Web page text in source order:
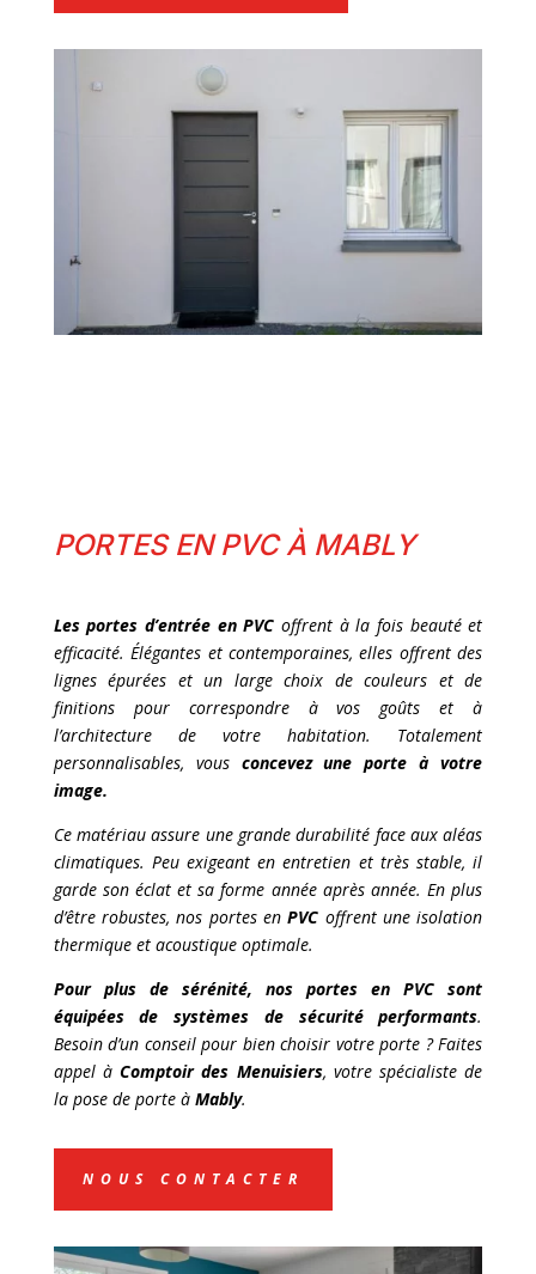
PORTES EN PVC À MABLY
Les portes d’entrée en PVC offrent à la fois beauté et
efficacité. Élégantes et contemporaines, elles offrent des
lignes épurées et un large choix de couleurs et de
finitions pour correspondre à vos goûts et à
l’architecture de votre habitation. Totalement
personnalisables, vous concevez une porte à votre
image.
Ce matériau assure une grande durabilité face aux aléas
climatiques. Peu exigeant en entretien et très stable, il
garde son éclat et sa forme année après année. En plus
d’être robustes, nos portes enPVC offrent une isolation
thermique et acoustique optimale.
Pour plus de sérénité, nos portes en PVC sont
équipées de systèmes de sécurité performants.
Besoin d’un conseil pour bien choisir votre porte ? Faites
appel àComptoir des Menuisiers, votre spécialiste de
la pose de porte à Mably.
NOUS CONTACTER